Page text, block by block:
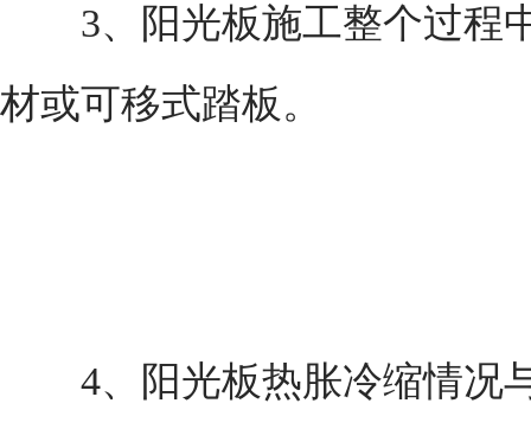
3、阳光板施工整个过程中
材或可移式踏板。
4、阳光板热胀冷缩情况与